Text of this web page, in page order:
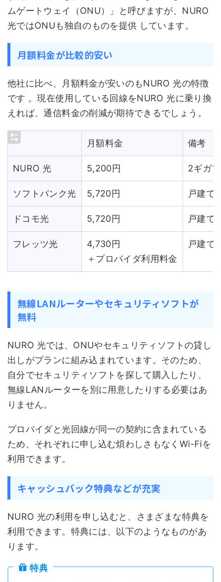
ムゲートウェイ（ONU）」と呼びますが、NURO
光ではONUも独自のものを提供 しています。
月額料金が比較的安い
他社に比べ、月額料金が安いのもNURO 光の特徴
です 。現在使用している回線をNURO 光に乗り換
えれば、通信料金の削減が期待できるでしょう。
月額料金 備考
NURO 光 5,200円 2ギガ
ソフトバンク光 5,720円 戸建て
ドコモ光 5,720円 戸建て
フレッツ光
4,730円
＋プロバイダ利用料金
戸建て
無線LANルーターやセキュリティソフトが
無料
NURO 光では、ONUやセキュリティソフトの貸し
出しがプランに組み込まれています。そのため、
自分でセキュリティソフトを探して購入したり、
無線LANルーターを別に用意したりする必要はあ
りません。
プロバイダと光回線が同一の契約に含まれている
ため、それぞれに申し込む煩わしさもなくWi-Fiを
利用できます。
キャッシュバック特典などが充実
NURO 光の利用を申し込むと、さまざまな特典を
利用できます。特典には、以下のようなものがあ
ります。
特典